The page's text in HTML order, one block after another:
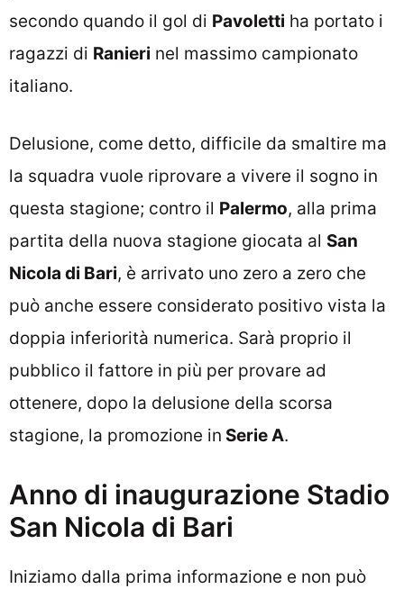
secondo quando il gol di Pavoletti ha portato i
ragazzi di Ranieri nel massimo campionato
italiano.
Delusione, come detto, difficile da smaltire ma
la squadra vuole riprovare a vivere il sogno in
questa stagione; contro il Palermo, alla prima
partita della nuova stagione giocata al San
Nicola di Bari, è arrivato uno zero a zero che
può anche essere considerato positivo vista la
doppia inferiorità numerica. Sarà proprio il
pubblico il fattore in più per provare ad
ottenere, dopo la delusione della scorsa
stagione, la promozione in Serie A.
Anno di inaugurazione Stadio
San Nicola di Bari
Iniziamo dalla prima informazione e non può